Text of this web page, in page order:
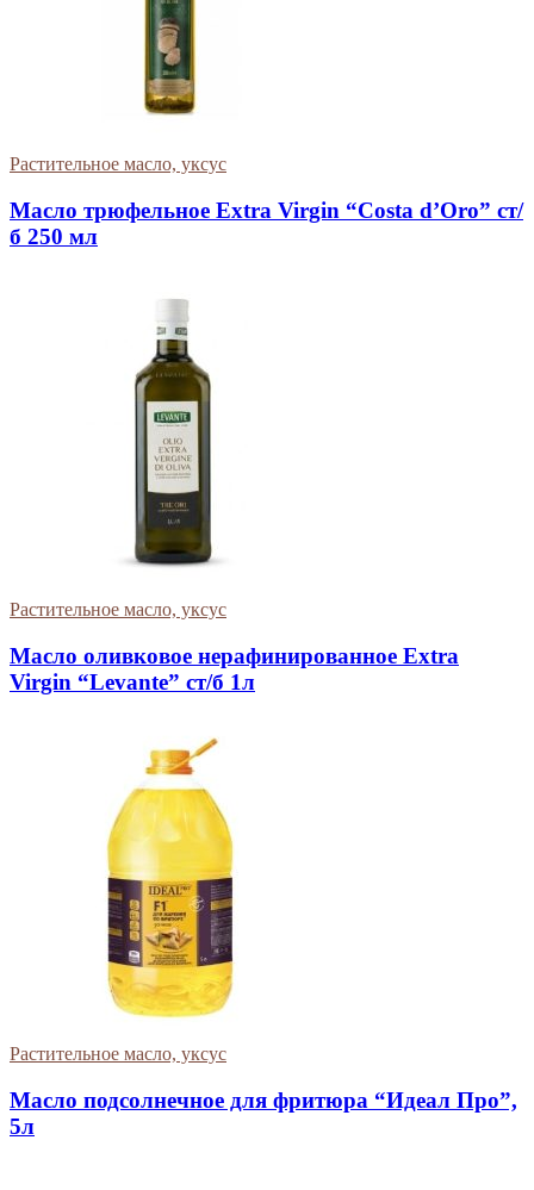
Растительное масло, уксус
Масло трюфельное Extra Virgin “Costa d’Oro” ст/
б 250 мл
Растительное масло, уксус
Масло оливковое нерафинированное Extra
Virgin “Levante” ст/б 1л
Растительное масло, уксус
Масло подсолнечное для фритюра “Идеал Про”,
5л